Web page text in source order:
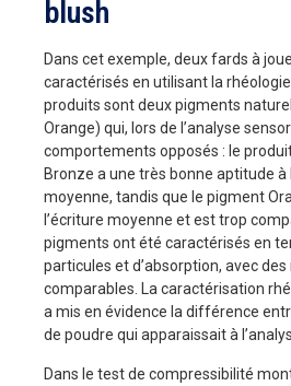
blush
Dans cet exemple, deux fards à
caractérisés en utilisant la
produits sont deux pigments
Orange) qui, lors de l’analyse
comportements opposés : le
Bronze a une très bonne aptitude à
moyenne, tandis que le pigment
l’écriture moyenne et est trop
pigments ont été caractérisés en
particules et d’absorption, avec
comparables. La caractérisation
a mis en évidence la différence
de poudre qui apparaissait à
Dans le test de compressibilité